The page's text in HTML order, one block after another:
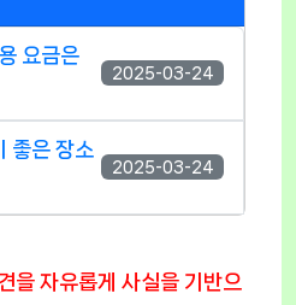
요금은
2025-03-24
좋은 장소
2025-03-24
을 자유롭게 사실을 기반으